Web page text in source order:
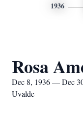
1936
Rosa
Dec 8, 1936 — Dec
Uvalde